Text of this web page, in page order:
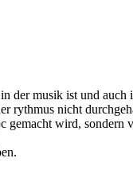
der musik ist und auch
rythmus nicht
wird,